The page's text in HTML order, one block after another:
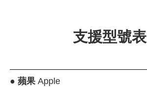
支援型號表
● 蘋果Apple